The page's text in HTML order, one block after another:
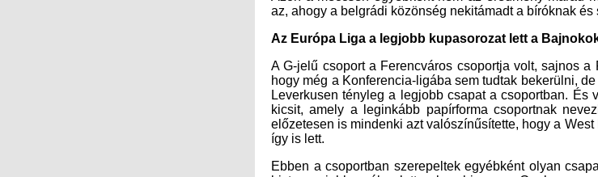
az, ahogy a belgrádi közönség nekitámadt a bíróknak és
Az Európa Liga a legjobb kupasorozat lett a
A G-jelű csoport a Ferencváros csoportja volt, sajnos
hogy még a Konferencia-ligába sem tudtak bekerülni,
Leverkusen tényleg a legjobb csapat a csoportban. És
kicsit, amely a leginkább papírforma csoportnak
előzetesen is mindenki azt valószínűsítette, hogy a
így is lett.
Ebben a csoportban szerepeltek egyébként olyan
biztosan jobb esélye lett volna, hiszen a Genk vagy
képvisel, mint a Fradi. Összességében
2021/2022-es szezonban is komoly meglepetéseket